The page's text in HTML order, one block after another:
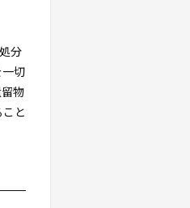
分
切
物
と